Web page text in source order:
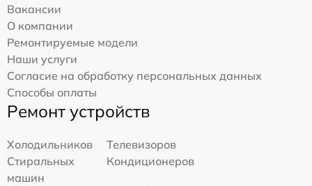
Вакансии
О компании
Ремонтируемые модели
Наши услуги
Согласие на обработку персональных данных
Способы оплаты
Ремонт устройств
Холодильников
Телевизоров
Стиральных
машин
Кондиционеров